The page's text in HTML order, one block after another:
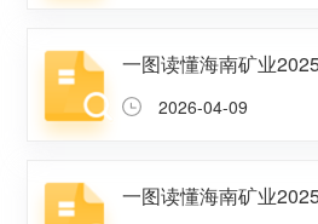
一图读懂海南矿业
2026-04-09
一图读懂海南矿业